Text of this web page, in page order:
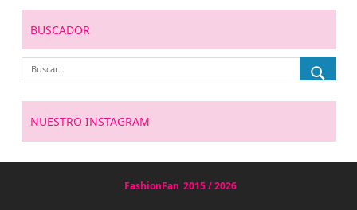
BUSCADOR
NUESTRO INSTAGRAM
FashionFan 2015 / 2026